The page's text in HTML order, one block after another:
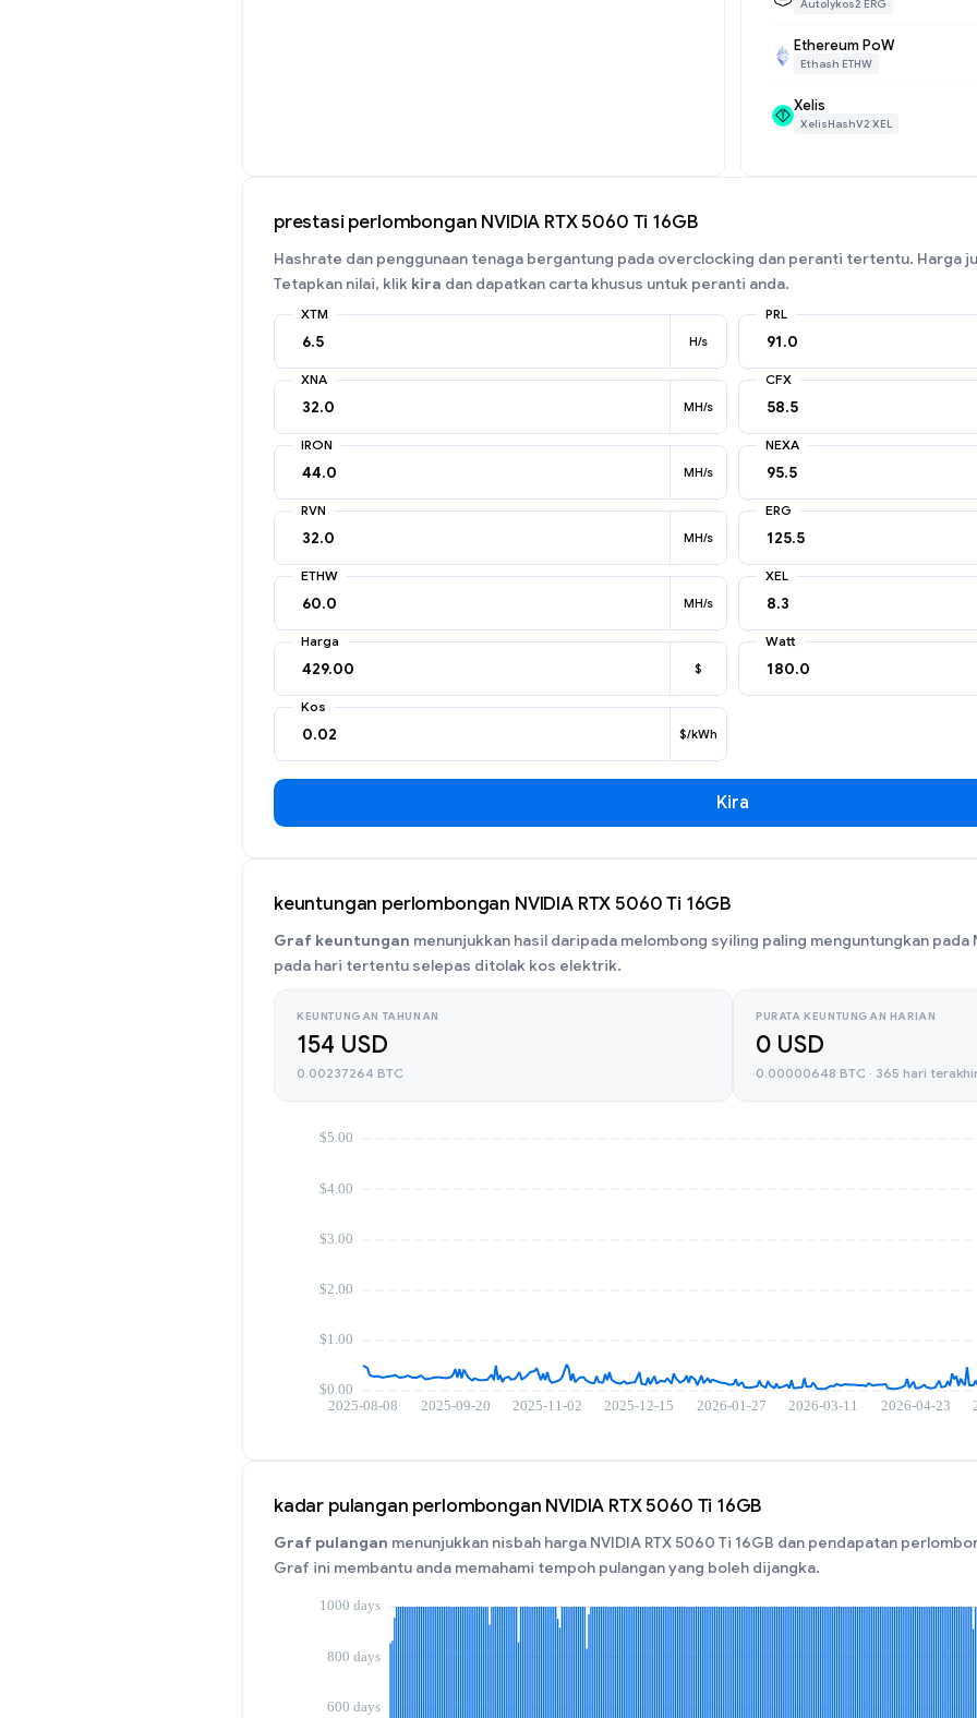
Autolykos2 ERG
Ethereum PoW
Ethash ETHW
Xelis
XelisHashV2 XEL
prestasi perlombongan NVIDIA RTX 5060 Ti 16GB
Hashrate dan penggunaan tenaga bergantung pada overclocking dan peranti tertentu. Harga
Tetapkan nilai, klik kira dan dapatkan carta khusus untuk peranti anda.
XTM
H/s
PRL
XNA
MH/s
CFX
IRON
MH/s
NEXA
RVN
MH/s
ERG
ETHW
MH/s
XEL
Harga
$
Watt
Kos
$/kWh
Kira
keuntungan perlombongan NVIDIA RTX 5060 Ti 16GB
Graf keuntungan menunjukkan hasil daripada melombong syiling paling menguntungkan pada
pada hari tertentu selepas ditolak kos elektrik.
KEUNTUNGAN TAHUNAN
154 USD
0.00237264 BTC
PURATA KEUNTUNGAN HARIAN
0 USD
0.00000648 BTC · 365 hari
kadar pulangan perlombongan NVIDIA RTX 5060 Ti 16GB
Graf pulangan menunjukkan nisbah harga NVIDIA RTX 5060 Ti 16GB dan pendapatan
Graf ini membantu anda memahami tempoh pulangan yang boleh dijangka.